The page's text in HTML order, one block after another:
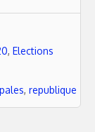
, Elections
, republique